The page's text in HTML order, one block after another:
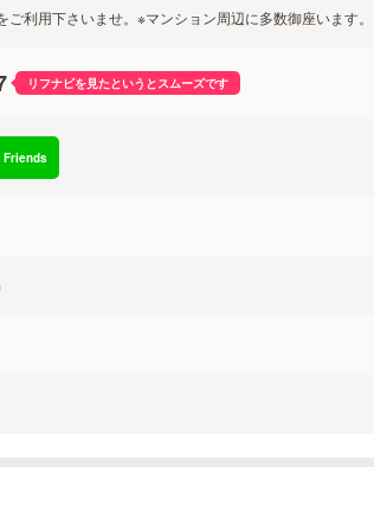
利用下さいませ。※マンション周辺に多数御座います。
リフナビを見たというとスムーズです
Friends